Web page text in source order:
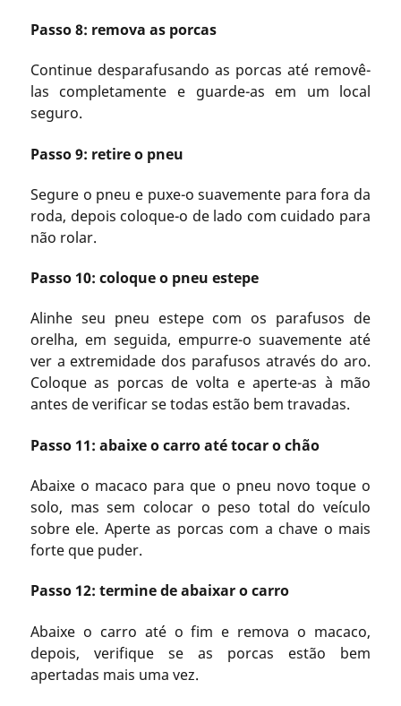
Passo 8: remova as porcas
Continue desparafusando as porcas até removê-
las completamente e guarde-as em um local
seguro.
Passo 9: retire o pneu
Segure o pneu e puxe-o suavemente para fora da
roda, depois coloque-o de lado com cuidado para
não rolar.
Passo 10: coloque o pneu estepe
Alinhe seu pneu estepe com os parafusos de
orelha, em seguida, empurre-o suavemente até
ver a extremidade dos parafusos através do aro.
Coloque as porcas de volta e aperte-as à mão
antes de verificar se todas estão bem travadas.
Passo 11: abaixe o carro até tocar o chão
Abaixe o macaco para que o pneu novo toque o
solo, mas sem colocar o peso total do veículo
sobre ele. Aperte as porcas com a chave o mais
forte que puder.
Passo 12: termine de abaixar o carro
Abaixe o carro até o fim e remova o macaco,
depois, verifique se as porcas estão bem
apertadas mais uma vez.